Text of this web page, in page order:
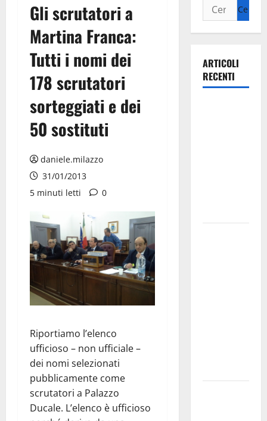
Gli scrutatori a
Martina Franca:
Tutti i nomi dei
178 scrutatori
sorteggiati e dei
50 sostituti
daniele.milazzo
31/01/2013
5 minuti letti
0
Riportiamo l’elenco
ufficioso – non ufficiale –
dei nomi selezionati
pubblicamente come
scrutatori a Palazzo
Ducale. L’elenco è ufficioso
ARTICOLI
RECENTI